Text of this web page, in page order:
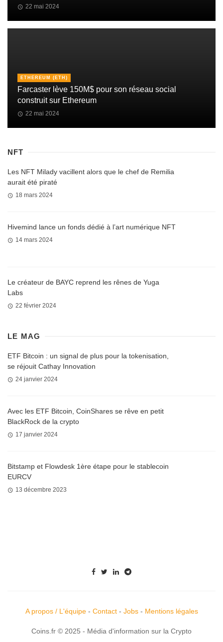
22 mai 2024
ETHEREUM (ETH)
Farcaster lève 150M$ pour son réseau social
construit sur Ethereum
22 mai 2024
NFT
Les NFT Milady vacillent alors que le chef de Remilia
aurait été piraté
18 mars 2024
Hivemind lance un fonds dédié à l’art numérique NFT
14 mars 2024
Le créateur de BAYC reprend les rênes de Yuga
Labs
22 février 2024
LE MAG
ETF Bitcoin : un signal de plus pour la tokenisation,
se réjouit Cathay Innovation
24 janvier 2024
Avec les ETF Bitcoin, CoinShares se rêve en petit
BlackRock de la crypto
17 janvier 2024
Bitstamp et Flowdesk 1ère étape pour le stablecoin
EURCV
13 décembre 2023
A propos / L'équipe- Contact- Jobs- Mentions légales
Coins.fr © 2025 - Média d'information sur la Crypto